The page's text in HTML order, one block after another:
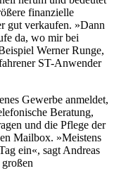
finanzielle
gut verkaufen. »Dann
da, wo mir bei
Werner Runge,
ST-Anwender
Gewerbe anmeldet,
Beratung,
und die Pflege der
Mailbox. »Meistens
ein«, sagt Andreas